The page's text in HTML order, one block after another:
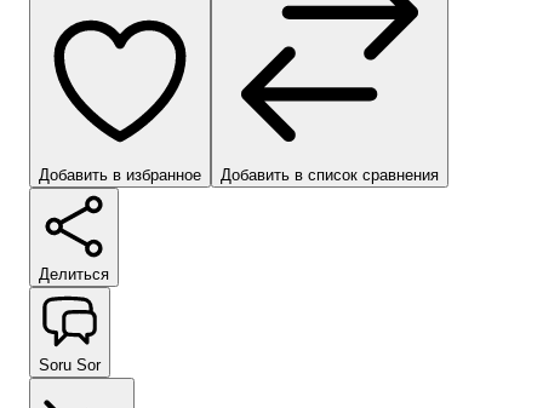
Добавить в избранное Добавить в список сравнения
Делиться
Soru Sor